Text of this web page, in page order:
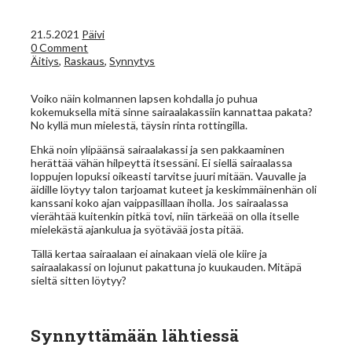
21.5.2021 Päivi
0 Comment
Äitiys, Raskaus,Synnytys
Voiko näin kolmannen lapsen kohdalla jo puhua
kokemuksella mitä sinne sairaalakassiin kannattaa pakata?
No kyllä mun mielestä, täysin rinta rottingilla.
Ehkä noin ylipäänsä sairaalakassi ja sen pakkaaminen
herättää vähän hilpeyttä itsessäni. Ei siellä sairaalassa
loppujen lopuksi oikeasti tarvitse juuri mitään. Vauvalle ja
äidille löytyy talon tarjoamat kuteet ja keskimmäinenhän oli
kanssani koko ajan vaippasillaan iholla. Jos sairaalassa
vierähtää kuitenkin pitkä tovi, niin tärkeää on olla itselle
mielekästä ajankulua ja syötävää josta pitää.
Tällä kertaa sairaalaan ei ainakaan vielä ole kiire ja
sairaalakassi on lojunut pakattuna jo kuukauden. Mitäpä
sieltä sitten löytyy?
Synnyttämään lähtiessä